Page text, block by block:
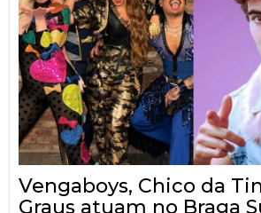
Vengaboys, Chico da
Graus atuam no Braga